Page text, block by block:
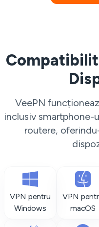
VeePN
inclusiv smartphone-
routere,
VPN pentru
Windows
VPN
macOS